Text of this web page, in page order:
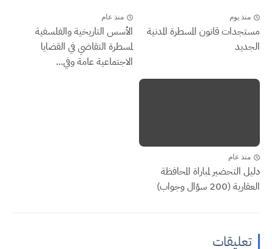
منذ يوم
مستجدات قانون المسطرة المدنية
الجديد
منذ عام
الأسس التاريخية والفلسفية
لمسطرة التقاضي في القضايا
الاجتماعية عامة وفي...
منذ عام
دليل التحضير لمباراة المحافظة
العقارية (200 سؤال وجواب)
تعليقات